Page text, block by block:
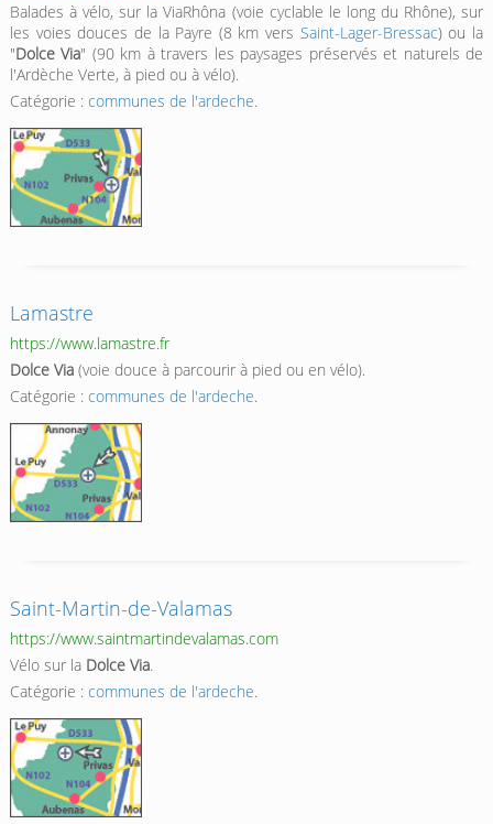
Balades à vélo, sur la ViaRhôna (voie cyclable le long du Rhône), sur
les voies douces de la Payre (8 km vers Saint-Lager-Bressac) ou la
"Dolce Via" (90 km à travers les paysages préservés et naturels de
l'Ardèche Verte, à pied ou à vélo).
Catégorie : communes de l'ardeche.
Lamastre
https://www.lamastre.fr
Dolce Via(voie douce à parcourir à pied ou en vélo).
Catégorie : communes de l'ardeche.
Saint-Martin-de-Valamas
https://www.saintmartindevalamas.com
Vélo sur la Dolce Via.
Catégorie : communes de l'ardeche.